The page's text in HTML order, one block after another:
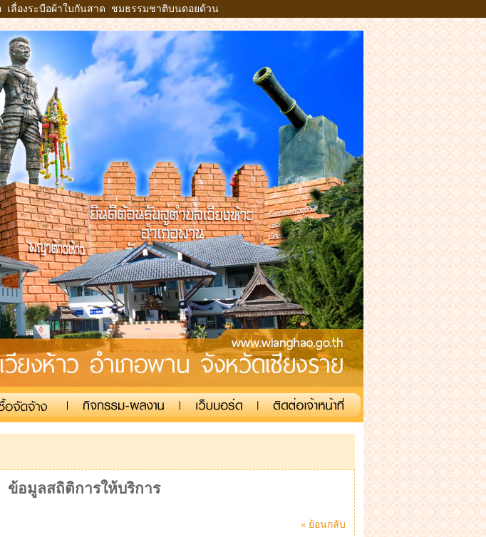
ลื่องระบือผ้าใบกันสาด ชมธรรมชาติบนดอยด้วน
ข้อมูลสถิติการให้บริการ
« ย้อนกลับ